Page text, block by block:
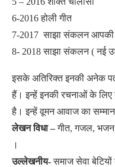
6-2016 होली गीत
7-2017 साझा संकलन आपकी
8- 2018 साझा संकलन ( नई
इसके अतिरिक्त इनकी अनेक
हैं। इन्हें इनकी रचनाओं के लिए
है। इन्हें वूमन आवाज का
लेखन विधा –गीत, गजल, भजन,
।
उल्लेखनीय-समाज सेवा बेटियों